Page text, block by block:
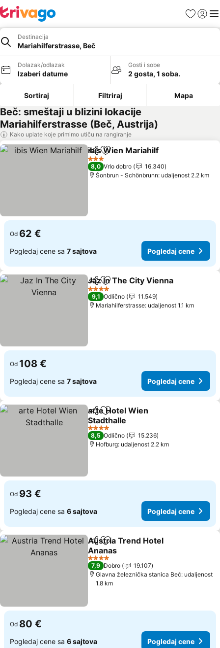
FavoritiPrijavi
Destinacija
Mariahilferstrasse, Beč
Dolazak/odlazak
Izaberi datume
Gosti i sobe
2 gosta, 1 soba.
Sortiraj Filtriraj Mapa
Beč: smeštaji u blizini lokacije
Mariahilferstrasse (Beč, Austrija)
Kako uplate koje primimo utiču na rangiranje
Deli Dodati u favorite
ibis Wien Mariahilf
3 Zvezdice
8,0 Vrlo dobro
16.340
Šonbrun - Schönbrunn: udaljenost 2.2 km
Od 62 €
Pogledaj cene sa 7 sajtova Pogledaj cene
Deli Dodati u favorite
Jaz In The City Vienna
4 Zvezdice
9,1 Odlično
11.549
Mariahilferstrasse: udaljenost 1.1 km
Od 108 €
Pogledaj cene sa 7 sajtova Pogledaj cene
Deli Dodati u favorite
arte Hotel Wien
Stadthalle
4 Zvezdice
8,5 Odlično
15.236
Hofburg: udaljenost 2.2 km
Od 93 €
Pogledaj cene sa 6 sajtova Pogledaj cene
Deli Dodati u favorite
Austria Trend Hotel
Ananas
4 Zvezdice
7,9 Dobro
19.107
Glavna železnička stanica Beč: udaljenost
1.8 km
Od 80 €
Pogledaj cene sa 6 sajtova Pogledaj cene